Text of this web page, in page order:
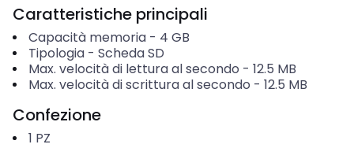
Caratteristiche principali
Capacità memoria- 4 GB
Tipologia- Scheda SD
Max. velocità di lettura al secondo - 12.5 MB
Max. velocità di scrittura al secondo - 12.5 MB
Confezione
1 PZ